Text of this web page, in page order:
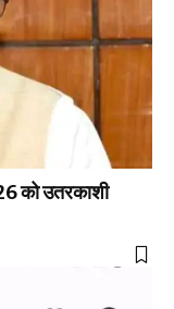
को उतरकाशी